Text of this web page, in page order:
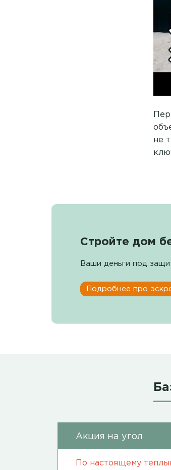
не
Стройте дом
Ваши деньги под
Подробнее про
Акция на угол
По настоящему